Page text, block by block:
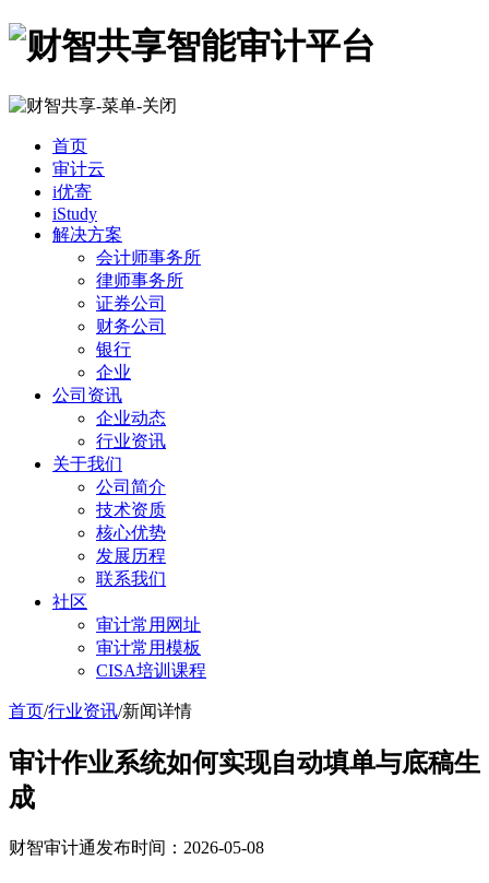
首页
审计云
i优寄
iStudy
解决方案
会计师事务所
律师事务所
证券公司
财务公司
银行
企业
公司资讯
企业动态
行业资讯
关于我们
公司简介
技术资质
核心优势
发展历程
联系我们
社区
审计常用网址
审计常用模板
CISA培训课程
首页/行业资讯/新闻详情
审计作业系统如何实现自动填单与底稿生
成
财智审计通发布时间：2026-05-08